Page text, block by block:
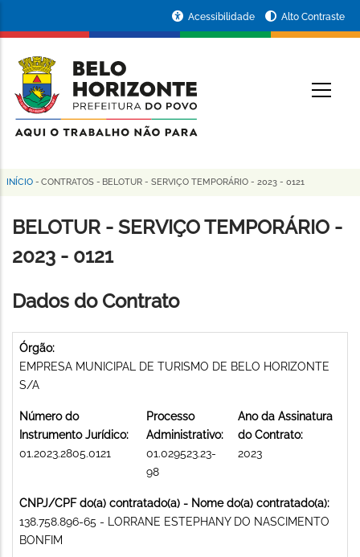
conteúdo
principal
da
Prefeitura
de
Horizonte
Acessibilidade Alto Contraste
Trilha
de
navegação
INÍCIO - CONTRATOS - BELOTUR - SERVIÇO TEMPORÁRIO - 2023 - 0121
BELOTUR - SERVIÇO TEMPORÁRIO -
2023 - 0121
Dados do Contrato
Órgão:
EMPRESA MUNICIPAL DE TURISMO DE BELO HORIZONTE
S/A
Número do
Instrumento Jurídico:
01.2023.2805.0121
Processo
Administrativo:
01.029523.23-
98
Ano da Assinatura
do Contrato:
2023
CNPJ/CPF do(a) contratado(a) - Nome do(a) contratado(a):
138.758.896-65 - LORRANE ESTEPHANY DO NASCIMENTO
BONFIM